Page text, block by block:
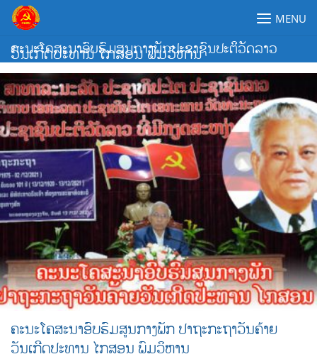
Skip
content
ຄະນະໂຄສະນາອົບຮົມສູນກາງພັກປະຊາຊົນປະຕິວັດລາວ
MENU
ວັນເກີດປະທານ ໄກສອນ ພົມວິຫານ
ຄະນະໂຄສະນາອົບຮົມສູນກາງພັກ ປາຖະກະຖາວັນຄ້າຍ
ວັນເກີດປະທານ ໄກສອນ ພົມວິຫານ